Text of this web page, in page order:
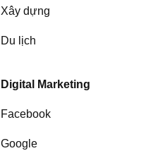
Xây dựng
Du lịch
Digital Marketing
Facebook
Google